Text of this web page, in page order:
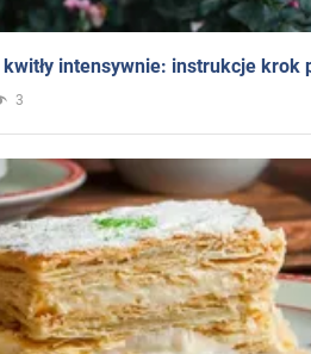
intensywnie: instrukcje krok
3